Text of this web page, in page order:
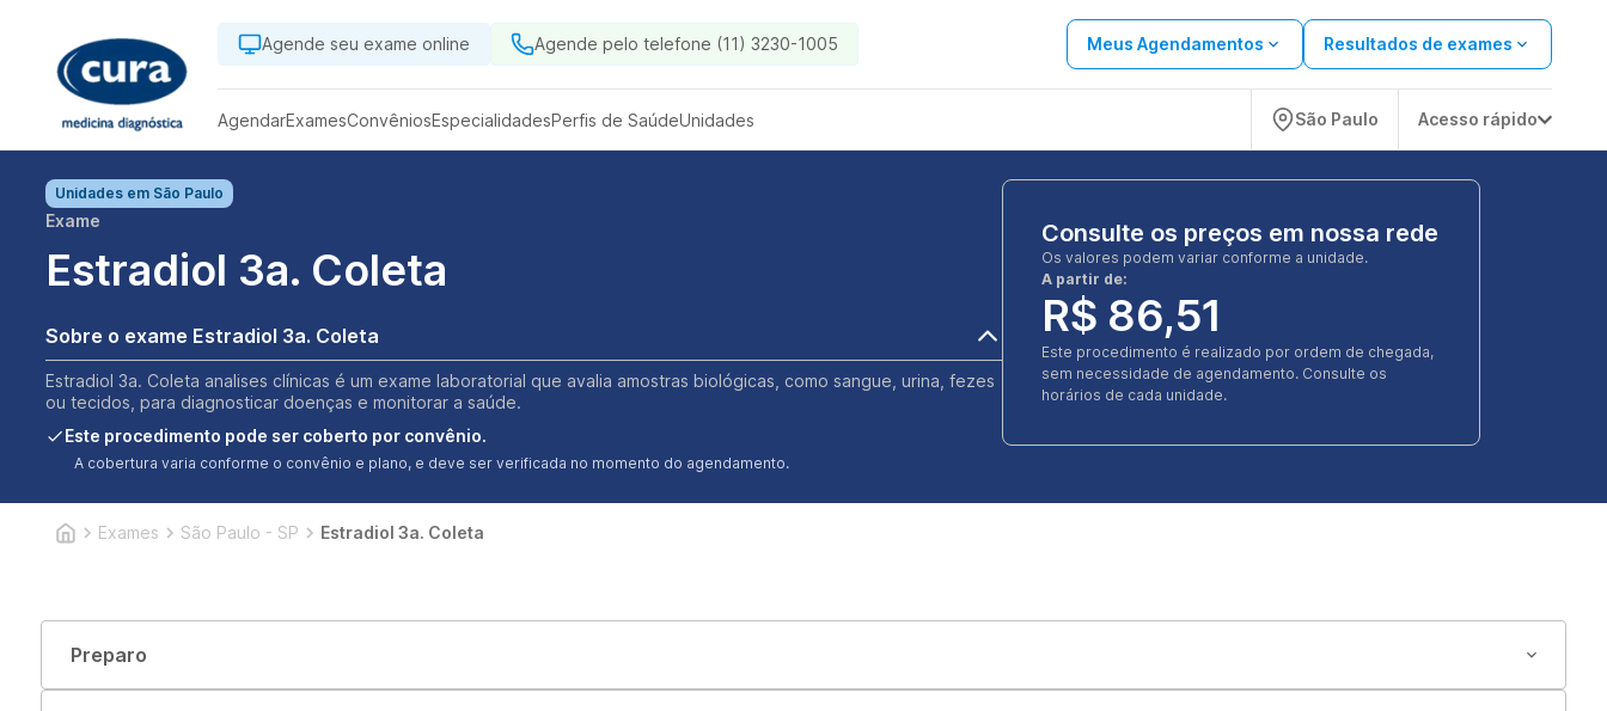
Agende seu exame online Agende pelo telefone (11) 3230-1005 Meus Agendamentos Resultados de exames
AgendarExamesConvêniosEspecialidadesPerfis de SaúdeUnidades São Paulo Acesso rápido
Unidades em São Paulo
Exame
Estradiol 3a. Coleta
Sobre o exame Estradiol 3a. Coleta
Estradiol 3a. Coleta analises clínicas é um exame laboratorial que avalia amostras biológicas, como sangue, urina, fezes
ou tecidos, para diagnosticar doenças e monitorar a saúde.
Este procedimento pode ser coberto por convênio.
A cobertura varia conforme o convênio e plano, e deve ser verificada no momento do agendamento.
Consulte os preços em nossa rede
Os valores podem variar conforme a unidade.
A partir de:
R$ 86,51
Este procedimento é realizado por ordem de chegada,
sem necessidade de agendamento. Consulte os
horários de cada unidade.
Exames São Paulo - SP Estradiol 3a. Coleta
Preparo